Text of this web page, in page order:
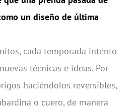
un diseño de última
cada temporada intento
técnicas e ideas. Por
haciéndolos reversibles,
o cuero, de manera